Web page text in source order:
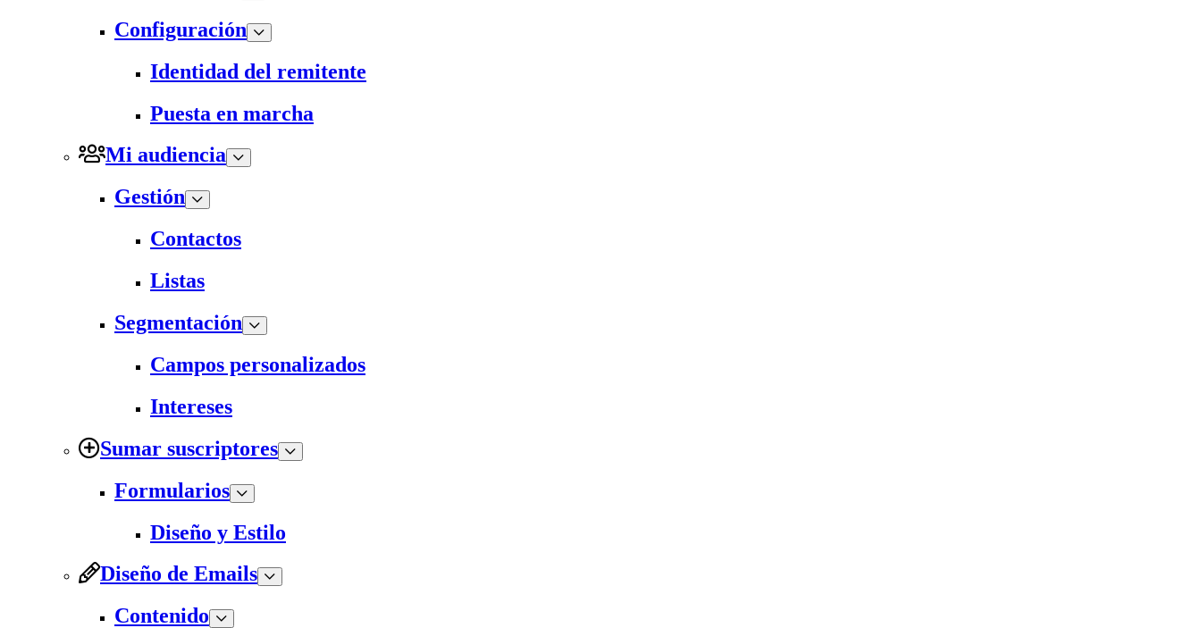
Configuración
Identidad del remitente
Puesta en marcha
Mi audiencia
Gestión
Contactos
Listas
Segmentación
Campos personalizados
Intereses
Sumar suscriptores
Formularios
Diseño y Estilo
Diseño de Emails
Contenido